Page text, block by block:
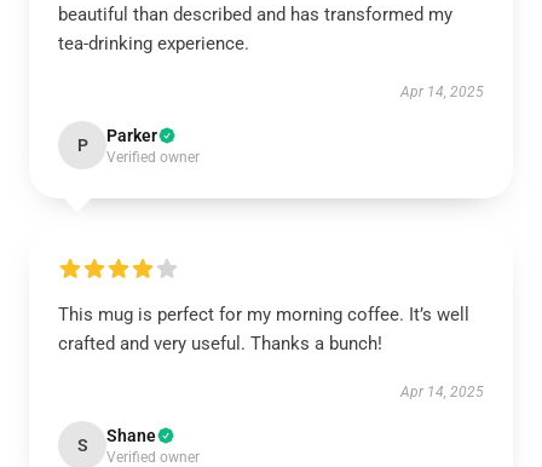
beautiful than described and has transformed my
tea-drinking experience.
Apr 14, 2025
P Parker
Verified owner
This mug is perfect for my morning coffee. It’s well
crafted and very useful. Thanks a bunch!
Apr 14, 2025
S Shane
Verified owner